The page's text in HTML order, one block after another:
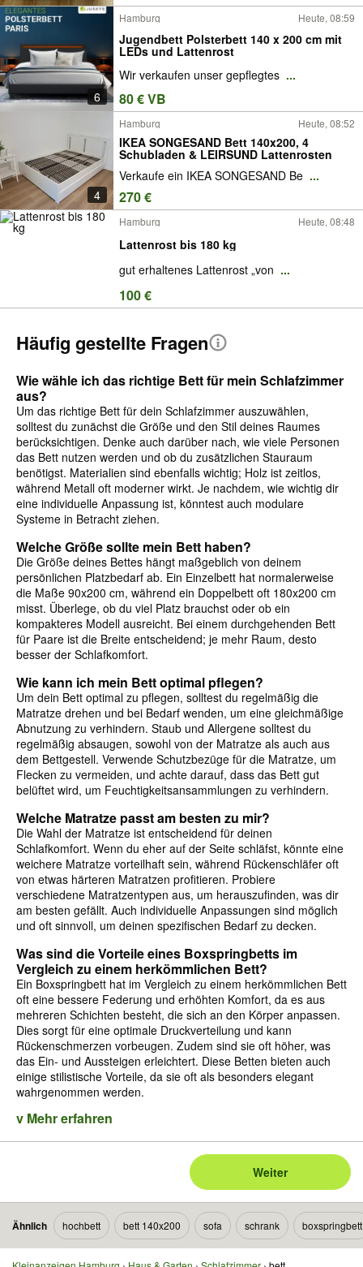
6
Hamburg Heute, 08:59
Jugendbett Polsterbett 140 x 200 cm mit
LEDs und Lattenrost
Wir verkaufen unser gepflegtes ...
80 € VB
4
Hamburg Heute, 08:52
IKEA SONGESAND Bett 140x200, 4
Schubladen & LEIRSUND Lattenrosten
Verkaufe ein IKEA SONGESAND Be ...
270 €
Hamburg Heute, 08:48
Lattenrost bis 180 kg
gut erhaltenes Lattenrost „von ...
100 €
Häufig gestellte Fragen
Wie wähle ich das richtige Bett für mein Schlafzimmer
aus?
Um das richtige Bett für dein Schlafzimmer auszuwählen,
solltest du zunächst die Größe und den Stil deines Raumes
berücksichtigen. Denke auch darüber nach, wie viele Personen
das Bett nutzen werden und ob du zusätzlichen Stauraum
benötigst. Materialien sind ebenfalls wichtig; Holz ist zeitlos,
während Metall oft moderner wirkt. Je nachdem, wie wichtig dir
eine individuelle Anpassung ist, könntest auch modulare
Systeme in Betracht ziehen.
Welche Größe sollte mein Bett haben?
Die Größe deines Bettes hängt maßgeblich von deinem
persönlichen Platzbedarf ab. Ein Einzelbett hat normalerweise
die Maße 90x200 cm, während ein Doppelbett oft 180x200 cm
misst. Überlege, ob du viel Platz brauchst oder ob ein
kompakteres Modell ausreicht. Bei einem durchgehenden Bett
für Paare ist die Breite entscheidend; je mehr Raum, desto
besser der Schlafkomfort.
Wie kann ich mein Bett optimal pflegen?
Um dein Bett optimal zu pflegen, solltest du regelmäßig die
Matratze drehen und bei Bedarf wenden, um eine gleichmäßige
Abnutzung zu verhindern. Staub und Allergene solltest du
regelmäßig absaugen, sowohl von der Matratze als auch aus
dem Bettgestell. Verwende Schutzbezüge für die Matratze, um
Flecken zu vermeiden, und achte darauf, dass das Bett gut
belüftet wird, um Feuchtigkeitsansammlungen zu verhindern.
Welche Matratze passt am besten zu mir?
Die Wahl der Matratze ist entscheidend für deinen
Schlafkomfort. Wenn du eher auf der Seite schläfst, könnte eine
weichere Matratze vorteilhaft sein, während Rückenschläfer oft
von etwas härteren Matratzen profitieren. Probiere
verschiedene Matratzentypen aus, um herauszufinden, was dir
am besten gefällt. Auch individuelle Anpassungen sind möglich
und oft sinnvoll, um deinen spezifischen Bedarf zu decken.
Was sind die Vorteile eines Boxspringbetts im
Vergleich zu einem herkömmlichen Bett?
Ein Boxspringbett hat im Vergleich zu einem herkömmlichen Bett
oft eine bessere Federung und erhöhten Komfort, da es aus
mehreren Schichten besteht, die sich an den Körper anpassen.
Dies sorgt für eine optimale Druckverteilung und kann
Rückenschmerzen vorbeugen. Zudem sind sie oft höher, was
das Ein- und Aussteigen erleichtert. Diese Betten bieten auch
einige stilistische Vorteile, da sie oft als besonders elegant
wahrgenommen werden.
v Mehr erfahren
Weiter
Ähnlich hochbett bett 140x200 sofa schrank boxspringbett